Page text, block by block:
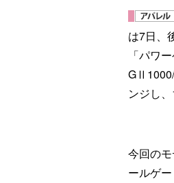
は7日、
「パワ
ンジし
今回の
ールゲ